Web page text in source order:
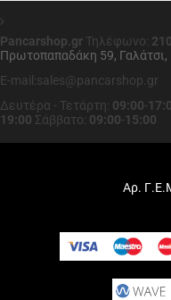
Pancarshop.gr Τηλέφωνο:
Πρωτοπαπαδάκη 59, Γαλάτσι,
E-mail:sales@pancarshop.gr
Δευτέρα - Τετάρτη: 09:00-
19:00 Σάββατο: 09:00-15:00
Αρ.